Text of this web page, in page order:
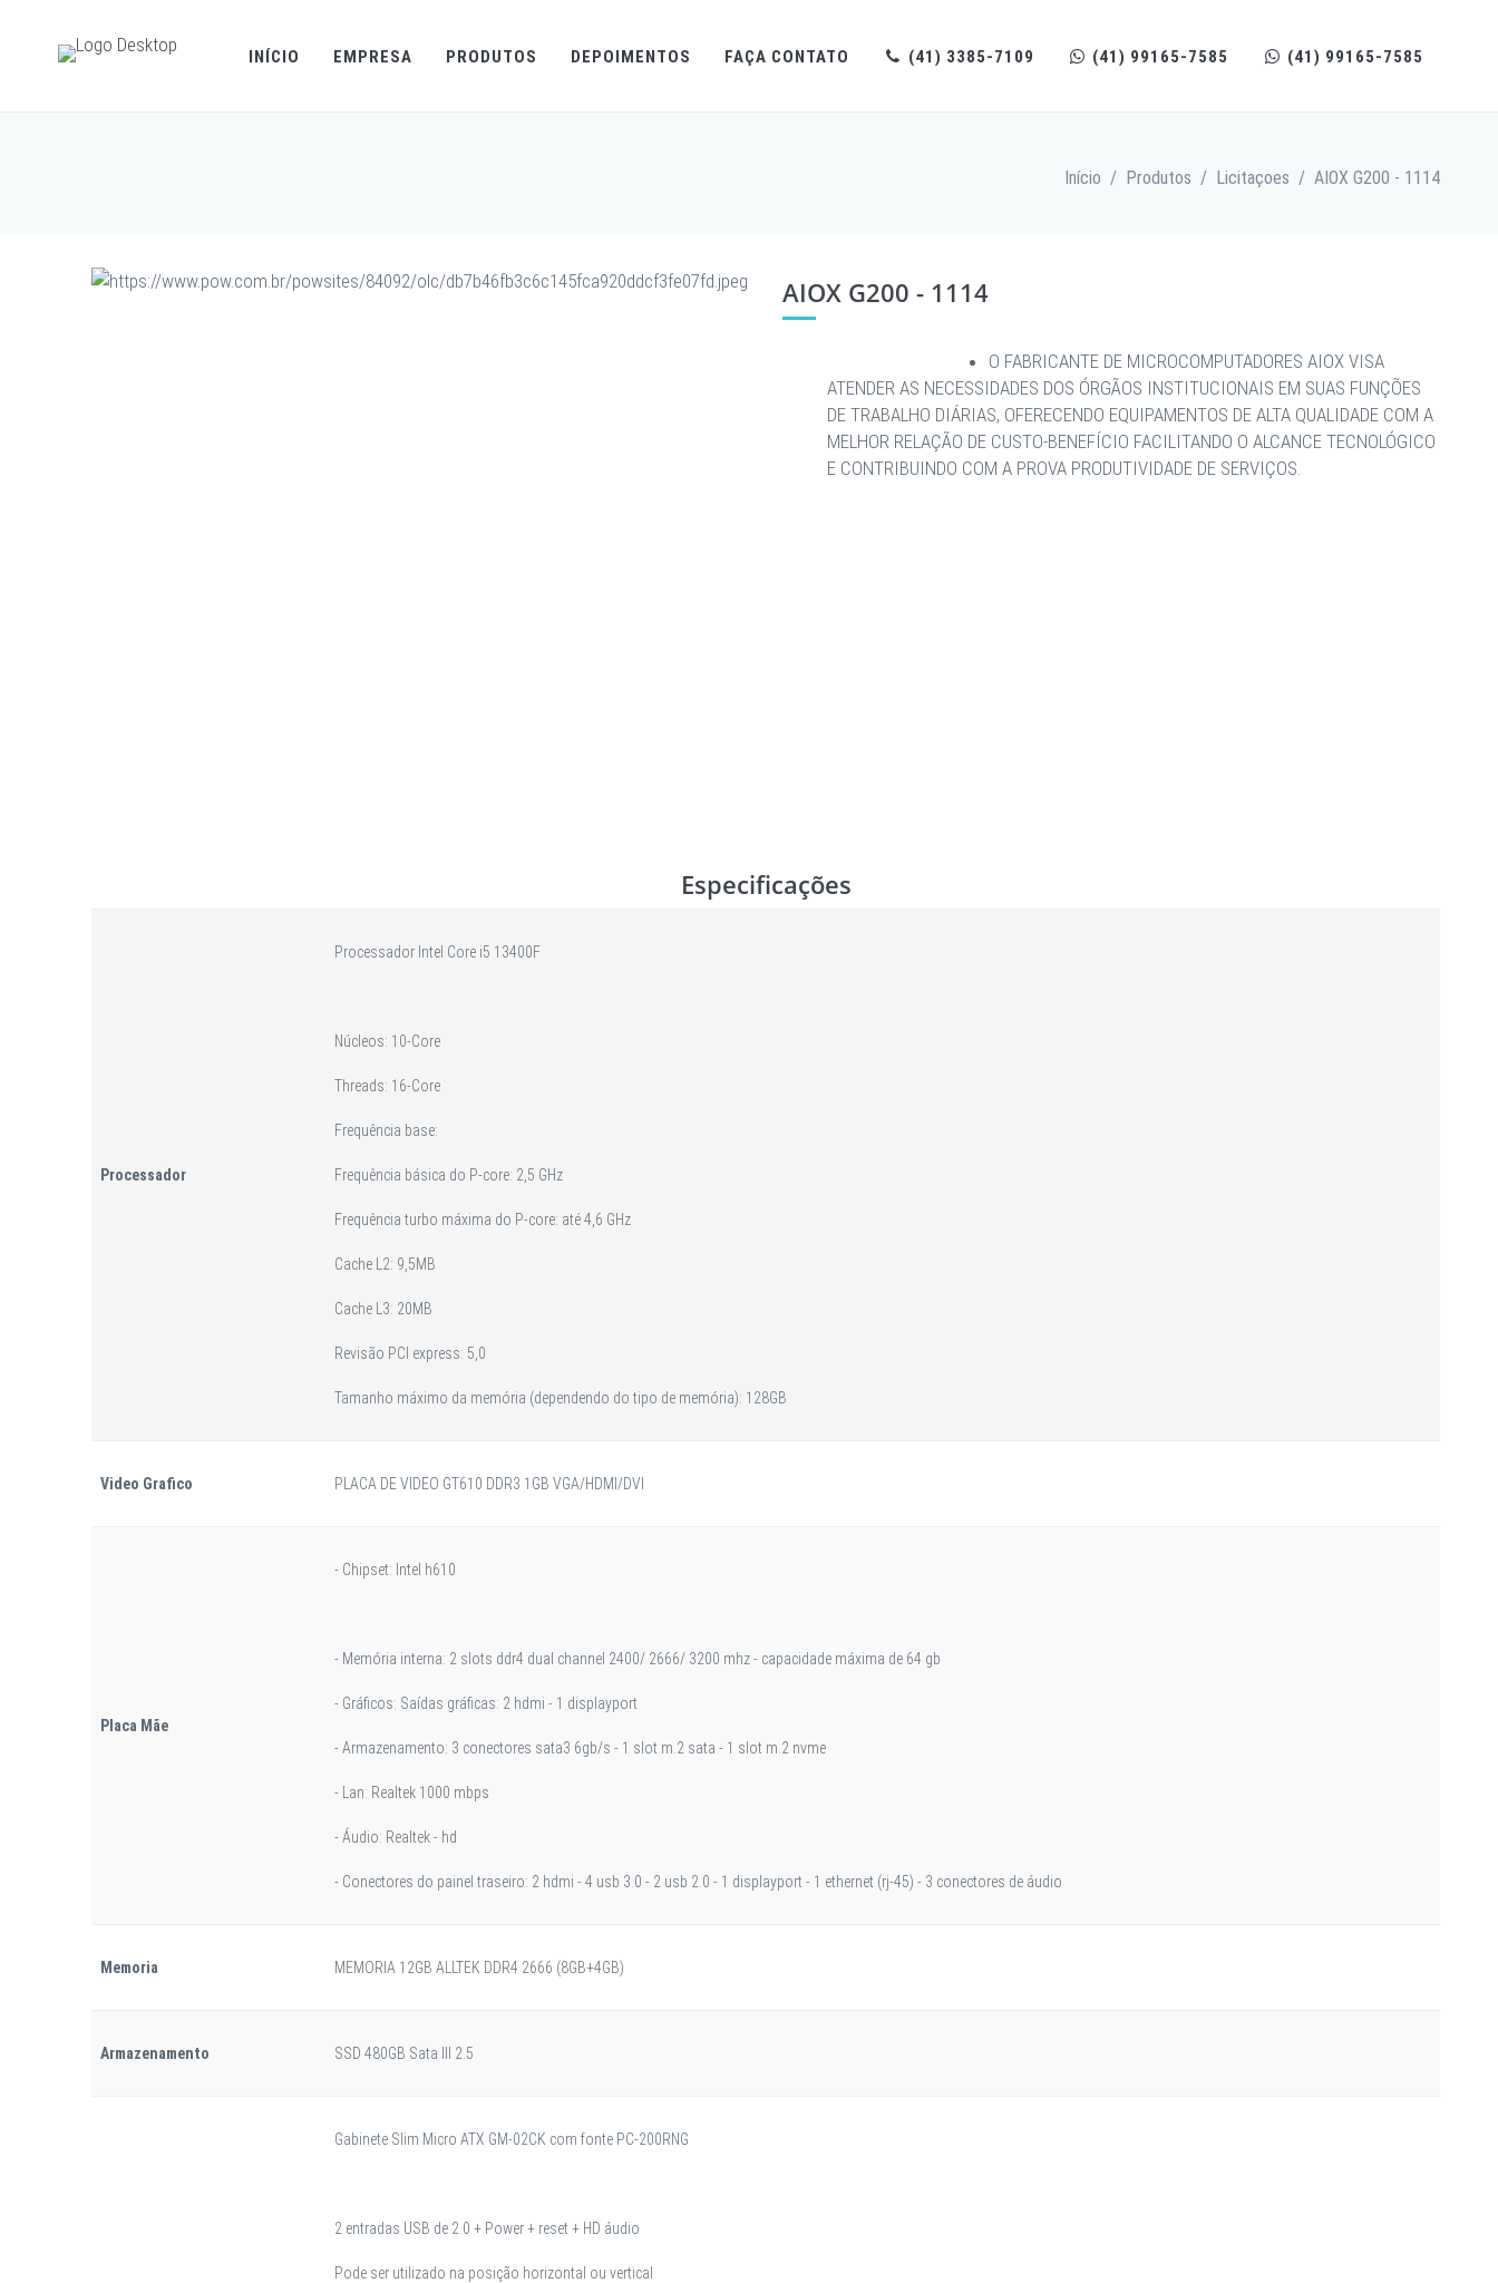
INÍCIO EMPRESA PRODUTOS DEPOIMENTOS FAÇA CONTATO (41) 3385-7109 (41) 99165-7585 (41) 99165-7585
Início / Produtos / Licitaçoes / AIOX G200 - 1114
AIOX G200 - 1114
O FABRICANTE DE MICROCOMPUTADORES AIOX VISA
ATENDER AS NECESSIDADES DOS ÓRGÃOS INSTITUCIONAIS EM SUAS FUNÇÕES
DE TRABALHO DIÁRIAS, OFERECENDO EQUIPAMENTOS DE ALTA QUALIDADE COM A
MELHOR RELAÇÃO DE CUSTO-BENEFÍCIO FACILITANDO O ALCANCE TECNOLÓGICO
E CONTRIBUINDO COM A PROVA PRODUTIVIDADE DE SERVIÇOS.
Especificações
Processador
Processador Intel Core i5 13400F
Núcleos: 10-Core
Threads: 16-Core
Frequência base:
Frequência básica do P-core: 2,5 GHz
Frequência turbo máxima do P-core: até 4,6 GHz
Cache L2: 9,5MB
Cache L3: 20MB
Revisão PCI express: 5,0
Tamanho máximo da memória (dependendo do tipo de memória): 128GB
Video Grafico PLACA DE VIDEO GT610 DDR3 1GB VGA/HDMI/DVI
Placa Mãe
- Chipset: Intel h610
- Memória interna: 2 slots ddr4 dual channel 2400/ 2666/ 3200 mhz - capacidade máxima de 64 gb
- Gráficos: Saídas gráficas: 2 hdmi - 1 displayport
- Armazenamento: 3 conectores sata3 6gb/s - 1 slot m.2 sata - 1 slot m.2 nvme
- Lan: Realtek 1000 mbps
- Áudio: Realtek - hd
- Conectores do painel traseiro: 2 hdmi - 4 usb 3.0 - 2 usb 2.0 - 1 displayport - 1 ethernet (rj-45) - 3 conectores de áudio
Memoria MEMORIA 12GB ALLTEK DDR4 2666 (8GB+4GB)
Armazenamento SSD 480GB Sata III 2.5
Gabinete Slim Micro ATX GM-02CK com fonte PC-200RNG
2 entradas USB de 2.0 + Power + reset + HD áudio
Pode ser utilizado na posição horizontal ou vertical